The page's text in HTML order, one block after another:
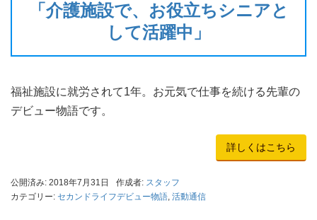
「介護施設で、お役立ちシニアと
して活躍中」
福祉施設に就労されて1年。お元気で仕事を続ける先輩の
デビュー物語です。
詳しくはこちら
公開済み: 2018年7月31日 作成者: スタッフ
カテゴリー: セカンドライフデビュー物語, 活動通信